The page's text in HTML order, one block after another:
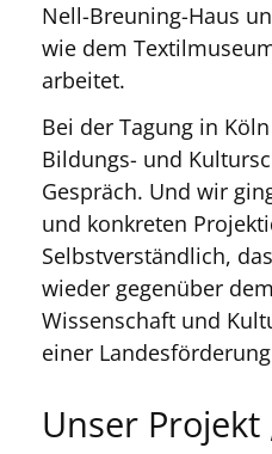
Nell-Breuning-Haus
wie dem
arbeitet.
Bei der Tagung in
Bildungs- und
Gespräch. Und wir
und konkreten
Selbstverständlich,
wieder gegenüber
Wissenschaft und
einer
Unser Projekt